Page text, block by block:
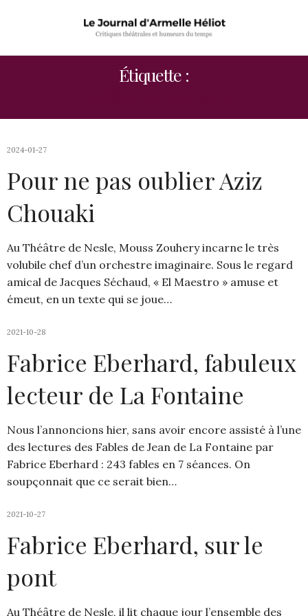
Étiquette :
2024-01-27
Pour ne pas oublier Aziz
Chouaki
Au Théâtre de Nesle, Mouss Zouhery incarne le très
volubile chef d’un orchestre imaginaire. Sous le regard
amical de Jacques Séchaud, « El Maestro » amuse et
émeut, en un texte qui se joue…
2021-10-28
Fabrice Eberhard, fabuleux
lecteur de La Fontaine
Nous l’annoncions hier, sans avoir encore assisté à l’une
des lectures des Fables de Jean de La Fontaine par
Fabrice Eberhard : 243 fables en 7 séances. On
soupçonnait que ce serait bien…
2021-10-27
Fabrice Eberhard, sur le
pont
Au Théâtre de Nesle, il lit chaque jour l’ensemble des